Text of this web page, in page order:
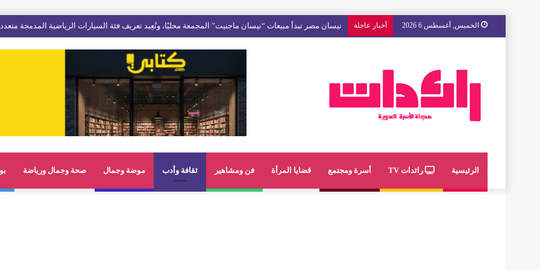
الخميس, أغسطس 6 2026 أخبار عاجلة مع « The Next Ad » ، إنوي يُسند حملته الإعلانية المقبلة إلى الشباب المغربي
الرئيسية رائدات TV أسرة ومجتمع قضايا المرأة فن ومشاهير ثقافة وأدب موضة وجمال صحة وجمال ورياضة